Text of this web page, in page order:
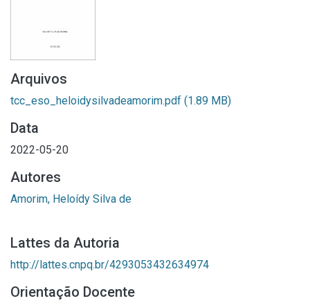
Arquivos
tcc_eso_heloidysilvadeamorim.pdf (1.89 MB)
Data
2022-05-20
Autores
Amorim, Heloídy Silva de
Lattes da Autoria
http://lattes.cnpq.br/4293053432634974
Orientação Docente